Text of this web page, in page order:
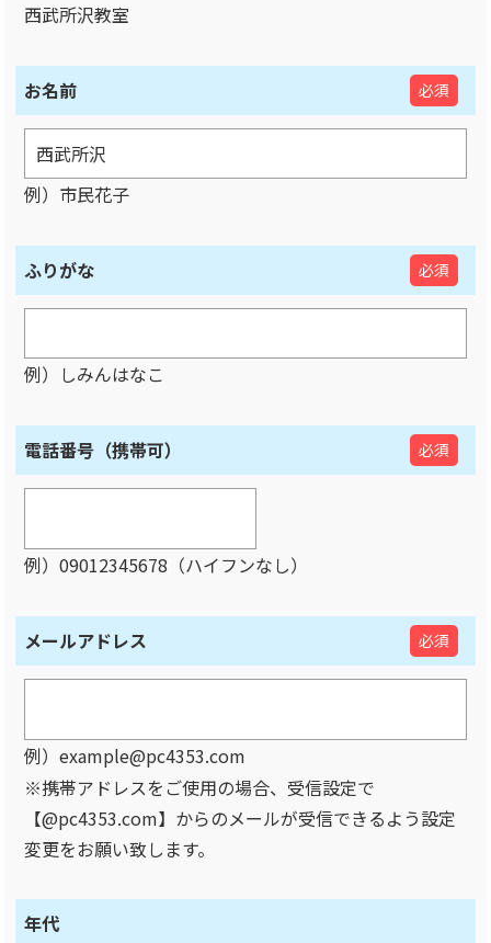
西武所沢教室
お名前 必須
例）市民花子
ふりがな 必須
例）しみんはなこ
電話番号（携帯可） 必須
例）09012345678（ハイフンなし）
メールアドレス 必須
例）example@pc4353.com
※携帯アドレスをご使用の場合、受信設定で
【@pc4353.com】からのメールが受信できるよう設定
変更をお願い致します。
年代